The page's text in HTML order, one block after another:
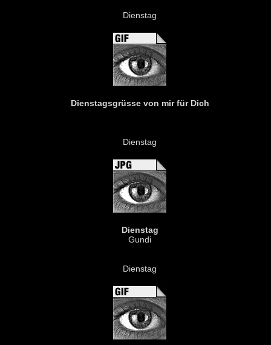
Dienstag
Dienstagsgrüsse von mir für Dich
Dienstag
Dienstag
Gundi
Dienstag